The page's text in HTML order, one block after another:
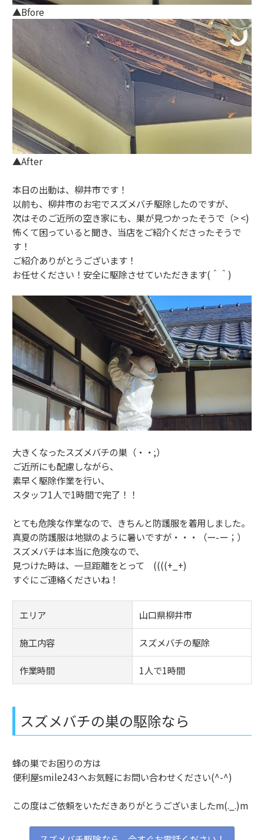
▲Bfore
▲After
本日の出動は、柳井市です！
以前も、柳井市のお宅でスズメバチ駆除したのですが、
次はそのご近所の空き家にも、巣が見つかったそうで（> <)
怖くて困っていると聞き、当店をご紹介くださったそうで
す！
ご紹介ありがとうございます！
お任せください！安全に駆除させていただきます(＾＾)
大きくなったスズメバチの巣（・・;）
ご近所にも配慮しながら、
素早く駆除作業を行い、
スタッフ1人で1時間で完了！！
とても危険な作業なので、きちんと防護服を着用しました。
真夏の防護服は地獄のように暑いですが・・・（ー-ー；）
スズメバチは本当に危険なので、
見つけた時は、一旦距離をとって ((((+_+)
すぐにご連絡くださいね！
エリア 山口県柳井市
施工内容 スズメバチの駆除
作業時間 1人で1時間
スズメバチの巣の駆除なら
蜂の巣でお困りの方は
便利屋smile243へお気軽にお問い合わせください(^-^)
この度はご依頼をいただきありがとうございましたm(._.)m